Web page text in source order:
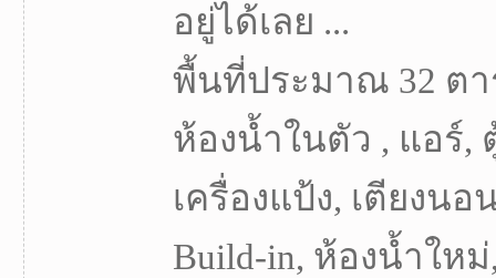
อยู่ได้เลย ...
พื้นที่ประมาณ 32 ตา
ห้องน้ำในตัว , แอร์,
เครื่องแป้ง, เตียงน
Build-in, ห้องน้ำให